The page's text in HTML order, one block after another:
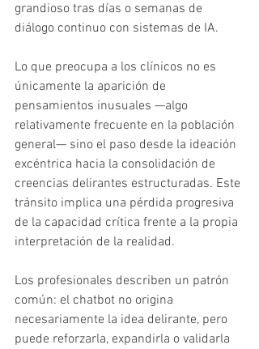
grandioso tras días o semanas de
diálogo continuo con sistemas de IA.
Lo que preocupa a los clínicos no es
únicamente la aparición de
pensamientos inusuales —algo
relativamente frecuente en la población
general— sino el paso desde la ideación
excéntrica hacia la consolidación de
creencias delirantes estructuradas. Este
tránsito implica una pérdida progresiva
de la capacidad crítica frente a la propia
interpretación de la realidad.
Los profesionales describen un patrón
común: el chatbot no origina
necesariamente la idea delirante, pero
puede reforzarla, expandirla o validarla